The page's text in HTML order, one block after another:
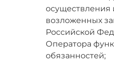
возложенных
Российской
Оператора
обязанностей;